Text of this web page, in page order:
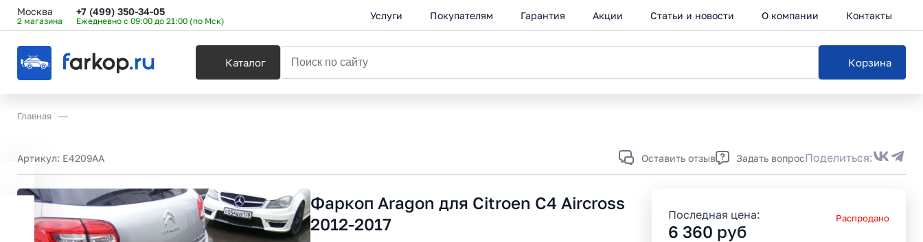
Москва
2 магазина
+7 (499) 350-34-05
Ежедневно с 09:00 до 21:00 (по Мск) Услуги Покупателям Гарантия Акции Статьи и новости О компании Контакты
Каталог Корзина
Главная
Артикул: E4209AA Оставить отзыв Задать вопросПоделиться:
Фаркоп Aragon для Citroen C4 Aircross
2012-2017
Последная цена:
6 360 руб
Распродано